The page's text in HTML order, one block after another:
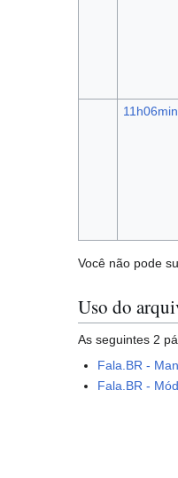
Você não pode
Uso do
As seguintes 2
Fala.BR -
Fala.BR -